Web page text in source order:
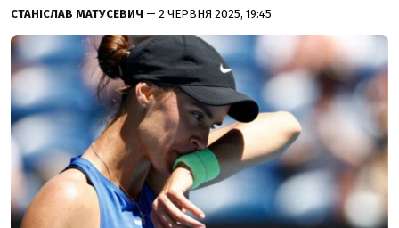
СТАНІСЛАВ МАТУСЕВИЧ — 2 ЧЕРВНЯ 2025, 19:45